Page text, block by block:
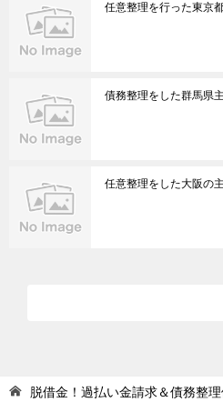
任意整理を行った東京
債務整理をした群馬県
任意整理をした大阪の
脱借金！過払い金請求＆債務整